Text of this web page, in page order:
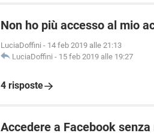
Non ho più accesso al mio
LuciaDoffini - 14 feb 2019 alle 21:13
LuciaDoffini - 15 feb 2019 alle 19:27
4 risposte
Accedere a Facebook